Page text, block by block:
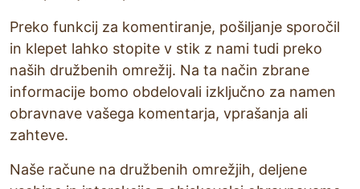
Preko funkcij za komentiranje, pošiljanje sporočil
in klepet lahko stopite v stik z nami tudi preko
naših družbenih omrežij. Na ta način zbrane
informacije bomo obdelovali izključno za namen
obravnave vašega komentarja, vprašanja ali
zahteve.
Naše račune na družbenih omrežjih, deljene